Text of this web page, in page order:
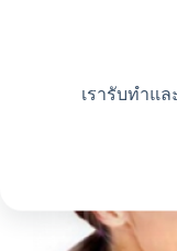
เรารับทำแ
วิธีรักษาระดับโค
โลหิตให้อยู่ในเก